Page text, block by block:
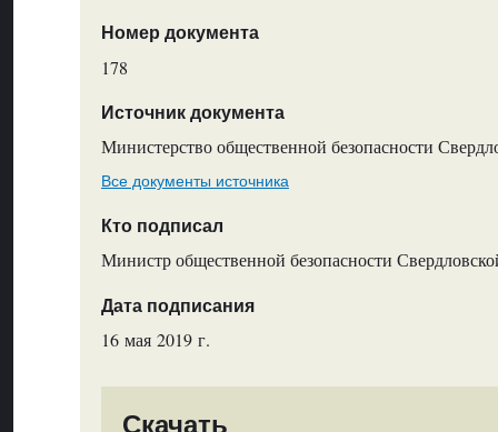
Номер документа
178
Источник документа
Министерство общественной безопасности
Все документы источника
Кто подписал
Министр общественной безопасности
Дата подписания
16 мая 2019 г.
Скачать